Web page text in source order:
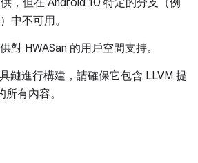
，但在 Android 10 特定的分支（例
）中不可用。
對 HWASan 的用戶空間支持。
鏈進行構建，請確保它包含 LLVM 提
所有內容。